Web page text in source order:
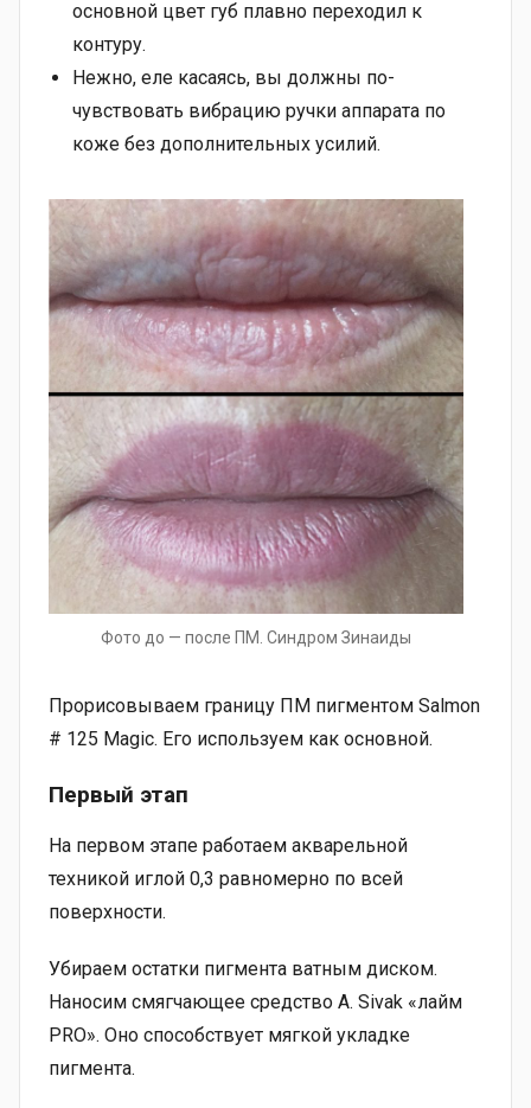
основной цвет губ плавно переходил к
контуру.
Нежно, еле касаясь, вы должны по-
чувствовать вибрацию ручки аппарата по
коже без дополнительных усилий.
Фото до — после ПМ. Синдром Зинаиды
Прорисовываем границу ПМ пигментом Salmon
# 125 Magic. Его используем как основной.
Первый этап
На первом этапе работаем акварельной
техникой иглой 0,3 равномерно по всей
поверхности.
Убираем остатки пигмента ватным диском.
Наносим смягчающее средство A. Sivak «лайм
PRO». Оно способствует мягкой укладке
пигмента.